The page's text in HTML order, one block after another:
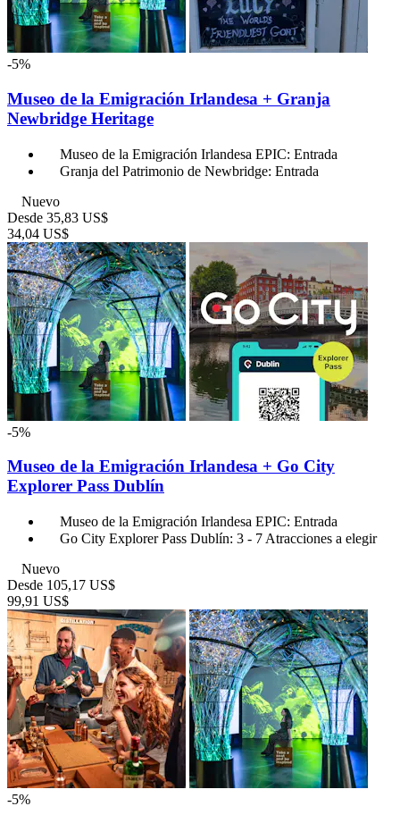
-5%
Museo de la Emigración Irlandesa + Granja
Newbridge Heritage
Museo de la Emigración Irlandesa EPIC: Entrada
Granja del Patrimonio de Newbridge: Entrada
Nuevo
Desde 35,83 US$
34,04 US$
-5%
Museo de la Emigración Irlandesa + Go City
Explorer Pass Dublín
Museo de la Emigración Irlandesa EPIC: Entrada
Go City Explorer Pass Dublín: 3 - 7 Atracciones a elegir
Nuevo
Desde 105,17 US$
99,91 US$
-5%